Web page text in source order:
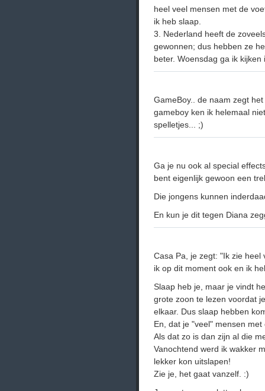
heel veel mensen met de
ik heb slaap.
3. Nederland heeft de
gewonnen; dus hebben ze
beter. Woensdag ga ik
GameBoy.. de naam zegt
gameboy ken ik helemaal
spelletjes... ;)
Ga je nu ook al special
bent eigenlijk gewoon een
Die jongens kunnen
En kun je dit tegen Diana
Casa Pa, je zegt: "Ik zie
ik op dit moment ook en ik
Slaap heb je, maar je vindt
grote zoon te lezen voordat
elkaar. Dus slaap hebben
En, dat je "veel" mensen
Als dat zo is dan zijn al die
Vanochtend werd ik wakker
lekker kon uitslapen!
Zie je, het gaat vanzelf. :)